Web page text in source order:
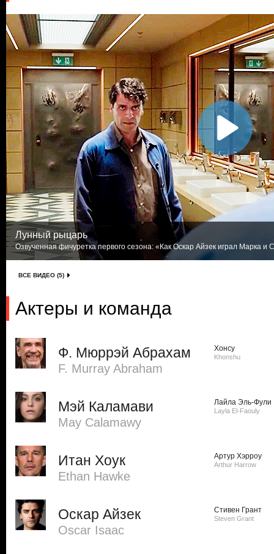
Лунный рыцарь
Озвученная фичуретка первого сезона: «Как Оскар Айзек играл Марка и
ВСЕ ВИДЕО (5)
Актеры и команда
Ф. Мюррэй Абрахам
F. Murray Abraham
Хонсу
Khonshu
Мэй Каламави
May Calamawy
Лайла Эль-Фули
Layla El-Faouly
Итан Хоук
Ethan Hawke
Артур Хэрроу
Arthur Harrow
Оскар Айзек
Oscar Isaac
Стивен Грант
Steven Grant